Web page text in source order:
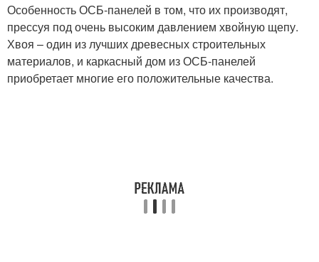
Особенность ОСБ-панелей в том, что их производят,
прессуя под очень высоким давлением хвойную щепу.
Хвоя – один из лучших древесных строительных
материалов, и каркасный дом из ОСБ-панелей
приобретает многие его положительные качества.